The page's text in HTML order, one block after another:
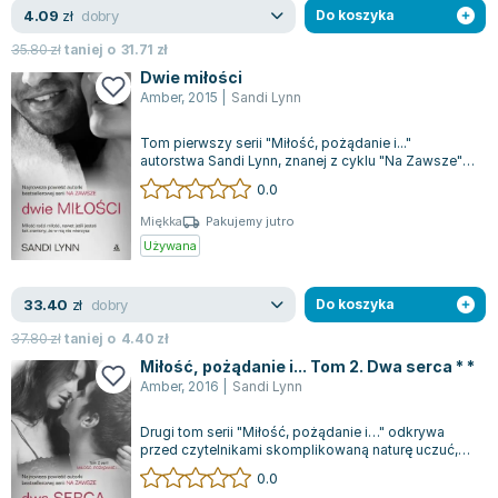
Zygmunt Freud
Agata Passent
Michel Moran
Maciej Orłoś
Jo Nesbo
Katarzyna Miller
Antoine de Saint Exupery
Lew Tołstoj
Mark Twain
Marcin Meller
Paulina Młynarska
ks. Piotr Pawlukiewicz
Jarosław Sokołowski
Piotr Latocha
Michael Scott
Piotr Semka
Jarosław Iwaszkiewicz
4.09 zł dobry
35.80złtaniej o 31.71 zł
Do koszyka
Dwie miłości
Amber, 2015 Sandi Lynn
Tom pierwszy serii "Miłość, pożądanie i..."
autorstwa Sandi Lynn, znanej z cyklu "Na Zawsze",
wprowadza nas w emocjonujący świat,...
0.0
Miękka
Pakujemy jutro
Używana
33.40 zł dobry
37.80złtaniej o 4.40 zł
Do koszyka
Miłość, pożądanie i... Tom 2. Dwa serca * *
Amber, 2016 Sandi Lynn
Drugi tom serii "Miłość, pożądanie i…" odkrywa
przed czytelnikami skomplikowaną naturę uczuć,
które mogą zarówno ranić, jak i przy...
0.0